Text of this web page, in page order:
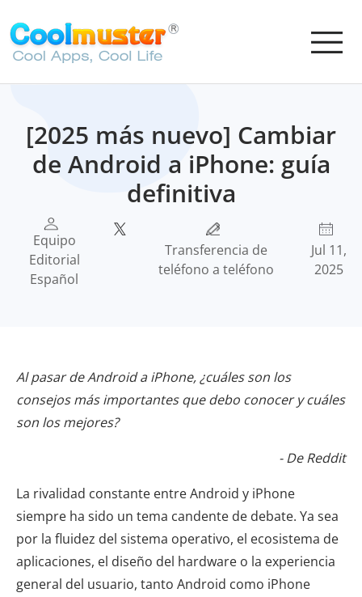
[2025 más nuevo] Cambiar
de Android a iPhone: guía
definitiva
Equipo
Editorial
Español
Transferencia de
teléfono a teléfono
Jul 11,
2025
Al pasar de Android a iPhone, ¿cuáles son los
consejos más importantes que debo conocer y cuáles
son los mejores?
- De Reddit
La rivalidad constante entre Android y iPhone
siempre ha sido un tema candente de debate. Ya sea
por la fluidez del sistema operativo, el ecosistema de
aplicaciones, el diseño del hardware o la experiencia
general del usuario, tanto Android como iPhone